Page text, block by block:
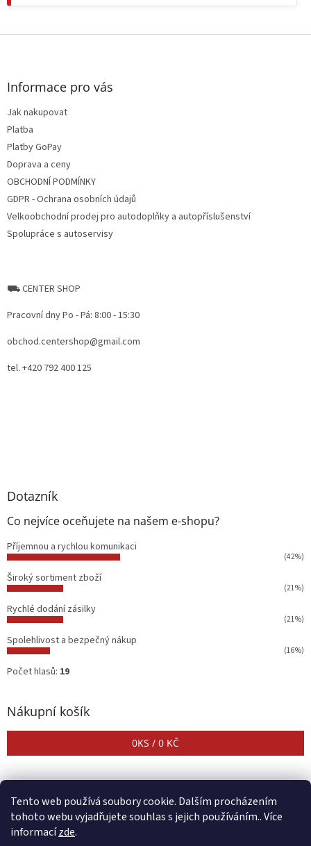
Tento web používá soubory cookie. Dalším procházením
tohoto webu vyjadřujete souhlas s jejich používáním.. Více
informacízde.
Z
Informace pro vás
Jak nakupovat
Platba
Platby GoPay
Doprava a ceny
OBCHODNÍ PODMÍNKY
GDPR - Ochrana osobních údajů
Velkoobchodní prodej pro autodoplňky a autopříslušenství
Spolupráce s autoservisy
⛟ CENTER SHOP
Pracovní dny Po - Pá: 8:00 - 15:30
obchod.centershop@gmail.com
tel. +420 792 400 125
Dotazník
Co nejvíce oceňujete na našem e-shopu?
Příjemnou a rychlou komunikaci
(42%)
Široký sortiment zboží
(21%)
Rychlé dodání zásilky
(21%)
Spolehlivost a bezpečný nákup
(16%)
Počet hlasů: 19
Nákupní košík
0KS / 0 KČ